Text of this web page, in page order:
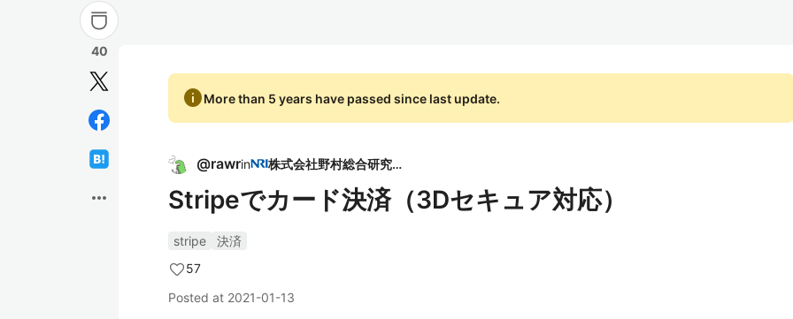
40
more_horiz
infoMore than 5 years have passed since last update.
@rawrin 株式会社野村総合研究所
Stripeでカード決済（3Dセキュア対応）
stripe
決済
57
Posted at 2021-01-13